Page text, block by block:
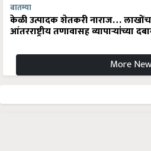
बातम्या
केळी उत्पादक शेतकरी नाराज…
आंतरराष्ट्रीय तणावासह व्यापाऱ्यांच्या
More